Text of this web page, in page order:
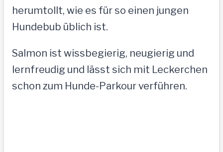
herumtollt, wie es für so einen jungen
Hundebub üblich ist.
Salmon ist wissbegierig, neugierig und
lernfreudig und lässt sich mit Leckerchen
schon zum Hunde-Parkour verführen.